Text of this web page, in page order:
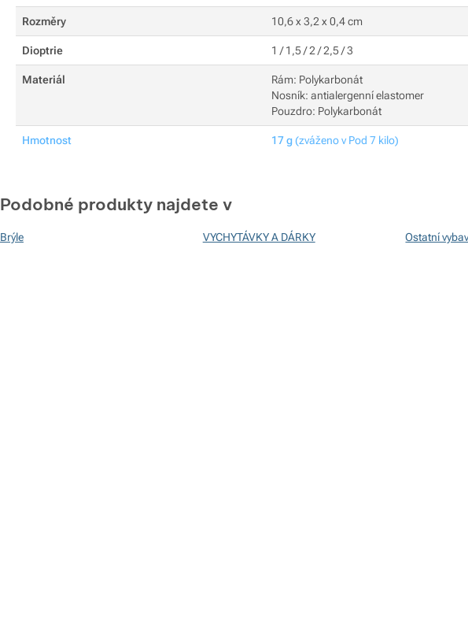
Rozměry 10,6 x 3,2 x 0,4 cm
Dioptrie 1 / 1,5 / 2 / 2,5 / 3
Materiál
Rám: Polykarbonát
Nosník: antialergenní elastomer
Pouzdro: Polykarbonát
Hmotnost 17 g(zváženo v Pod 7 kilo)
Podobné produkty najdete v
Brýle VYCHYTÁVKY A DÁRKY Ostatní